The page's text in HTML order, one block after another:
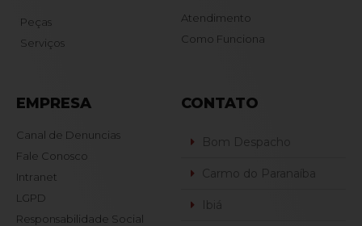
Peças
Serviços
Atendimento
Como Funciona
EMPRESA
Canal de Denuncias
Fale Conosco
Intranet
LGPD
Responsabilidade Social
CONTATO
Bom Despacho
Carmo do Paranaíba
Ibiá